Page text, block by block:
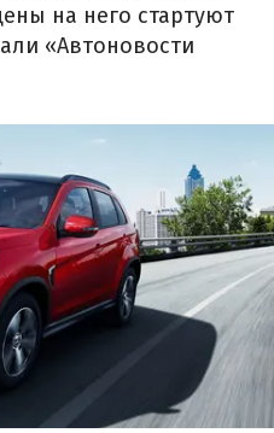
на него стартуют
«Автоновости